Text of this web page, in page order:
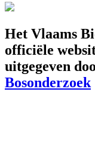
Het Vlaams
officiële
uitgegeven
Bosonderzoek